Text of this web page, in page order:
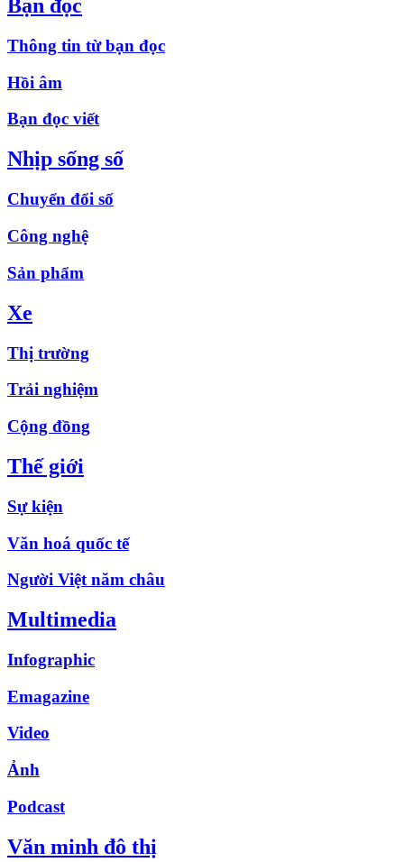
Bạn đọc
Thông tin từ bạn đọc
Hồi âm
Bạn đọc viết
Nhịp sống số
Chuyển đổi số
Công nghệ
Sản phẩm
Xe
Thị trường
Trải nghiệm
Cộng đồng
Thế giới
Sự kiện
Văn hoá quốc tế
Người Việt năm châu
Multimedia
Infographic
Emagazine
Video
Ảnh
Podcast
Văn minh đô thị